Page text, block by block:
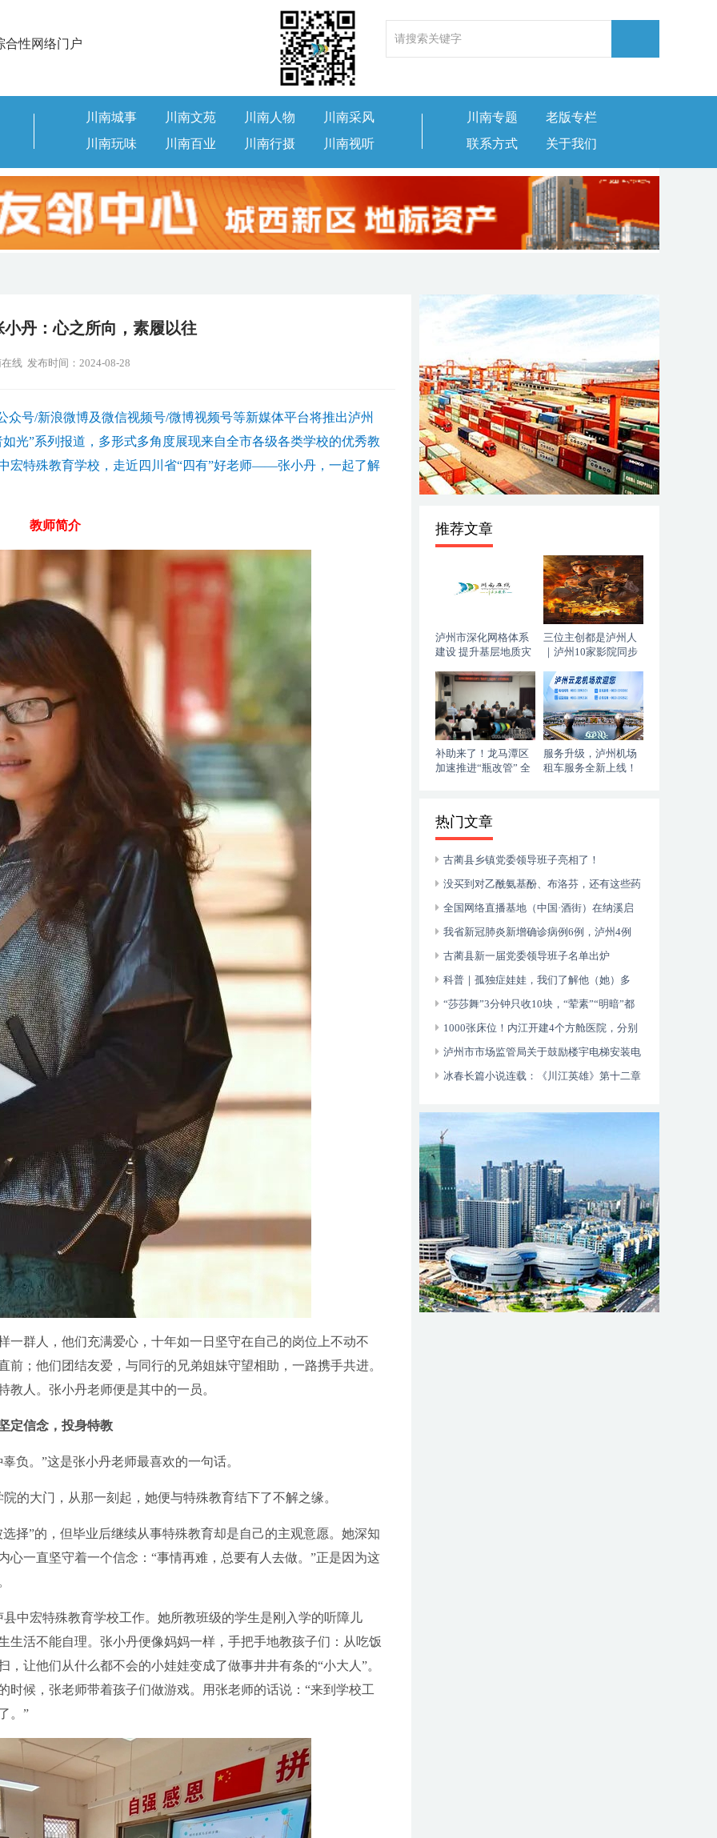
合性网络门户
川南城事 川南文苑 川南人物
川南采风
川南玩味
川南百业 川南行摄 川南视听
川南专题
老版专栏
联系方式
关于我们
小丹：心之所向，素履以往
线 发布时间：2024-08-28
众号/新浪微博及微信视频号/微博视频号等新媒体平台将推出泸州
光”系列报道，多形式多角度展现来自全市各级各类学校的优秀教
宏特殊教育学校，走近四川省“四有”好老师——张小丹，一起了解
教师简介
人，他们充满爱心，十年如一日坚守在自己的岗位上不动不
；他们团结友爱，与同行的兄弟姐妹守望相助，一路携手共进。
人。张小丹老师便是其中的一员。
定信念，投身特教
。”这是张小丹老师最喜欢的一句话。
大门，从那一刻起，她便与特殊教育结下了不解之缘。
”的，但毕业后继续从事特殊教育却是自己的主观意愿。她深知
心一直坚守着一个信念：“事情再难，总要有人去做。”正是因为这
宏特殊教育学校工作。她所教班级的学生是刚入学的听障儿
生活不能自理。张小丹便像妈妈一样，手把手地教孩子们：从吃饭
让他们从什么都不会的小娃娃变成了做事井井有条的“小大人”。
时候，张老师带着孩子们做游戏。用张老师的话说：“来到学校工
。”
推荐文章
泸州市深化网格体系
建设 提升基层地质灾
三位主创都是泸州人
｜泸州10家影院同步
今日登陆全国院线
补助来了！龙马潭区
加速推进“瓶改管” 全
服务升级，泸州机场
租车服务全新上线！
热门文章
古蔺县乡镇党委领导班子亮相了！
没买到对乙酰氨基酚、布洛芬，还有这些药
可以临时替代
全国网络直播基地（中国·酒街）在纳溪启
动运行
我省新冠肺炎新增确诊病例6例，泸州4例
古蔺县新一届党委领导班子名单出炉
科普｜孤独症娃娃，我们了解他（她）多
少？
“莎莎舞”3分钟只收10块，“荤素”“明暗”都
有，还可以······
1000张床位！内江开建4个方舱医院，分别
位于——
泸州市市场监管局关于鼓励楼宇电梯安装电
动自行车智能阻止系统的倡议书
冰春长篇小说连载：《川江英雄》第十二章